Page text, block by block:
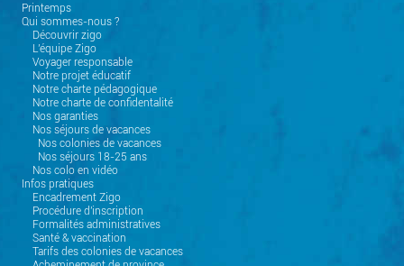
Printemps
Qui sommes-nous ?
Découvrir zigo
L'équipe Zigo
Voyager responsable
Notre projet éducatif
Notre charte pédagogique
Notre charte de confidentalité
Nos garanties
Nos séjours de vacances
Nos colonies de vacances
Nos séjours 18-25 ans
Nos colo en vidéo
Infos pratiques
Encadrement Zigo
Procédure d'inscription
Formalités administratives
Santé & vaccination
Tarifs des colonies de vacances